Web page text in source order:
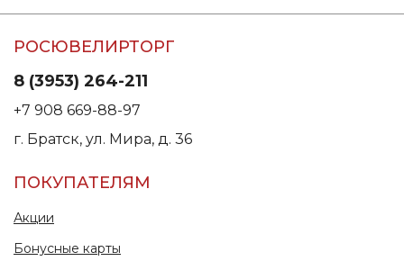
РОСЮВЕЛИРТОРГ
8 (3953) 264-211
+7 908 669-88-97
г. Братск, ул. Мира, д. 36
ПОКУПАТЕЛЯМ
Акции
Бонусные карты